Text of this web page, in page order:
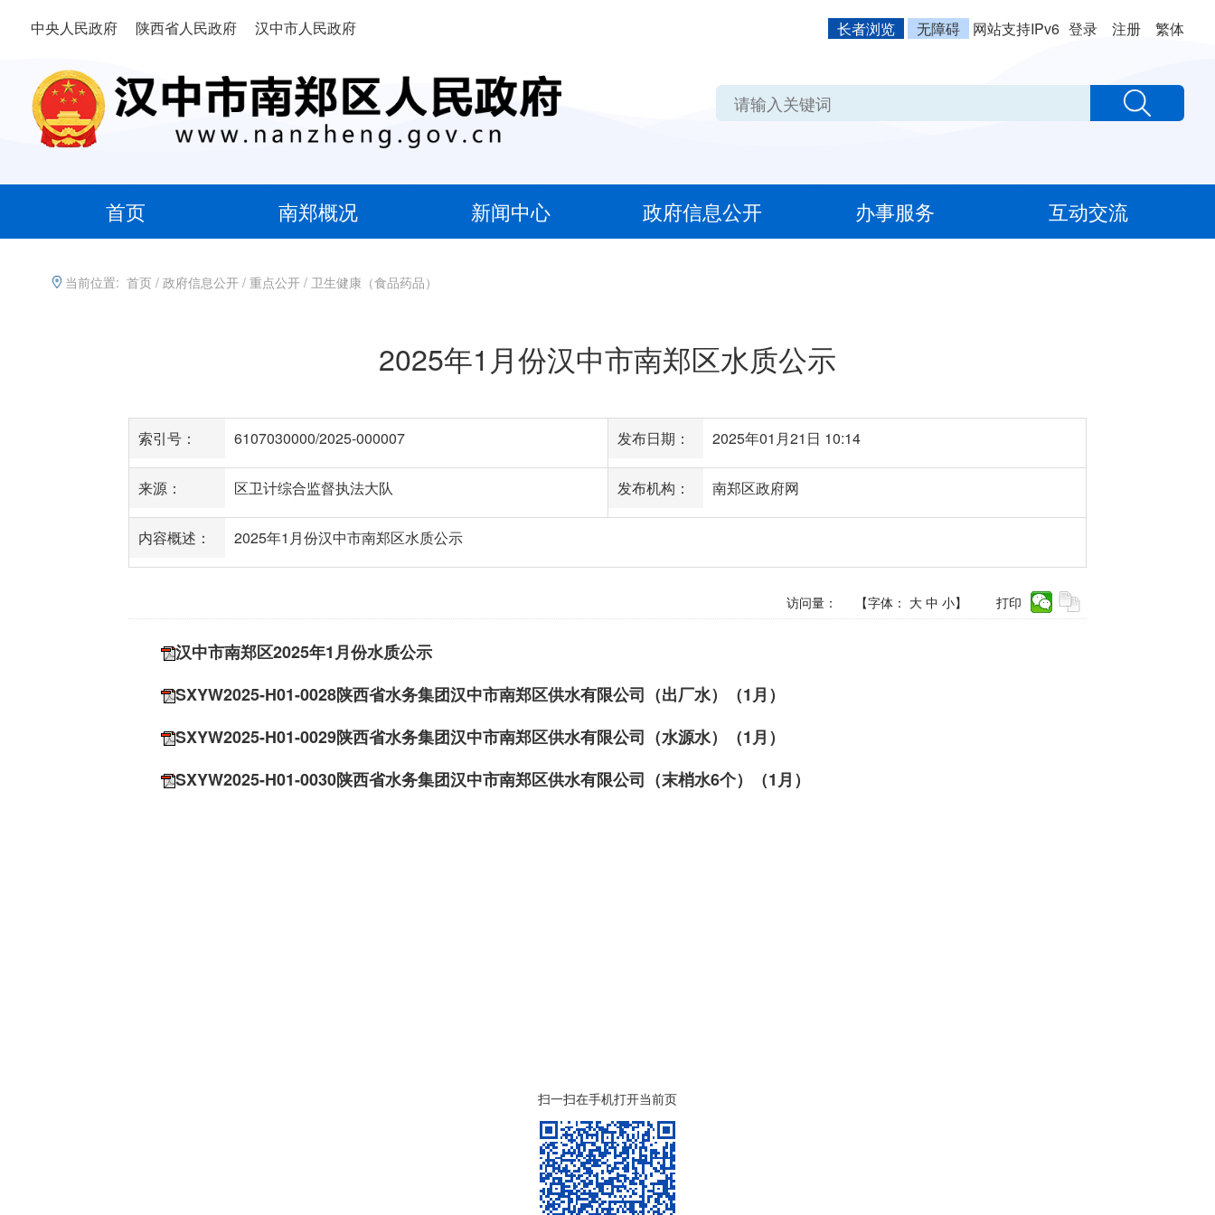
中央人民政府 陕西省人民政府 汉中市人民政府 长者浏览 无障碍 网站支持IPv6 登录 注册 繁体
首页 南郑概况 新闻中心 政府信息公开 办事服务 互动交流
当前位置: 首页 / 政府信息公开 / 重点公开 / 卫生健康（食品药品）
2025年1月份汉中市南郑区水质公示
索引号： 6107030000/2025-000007 发布日期： 2025年01月21日 10:14
来源： 区卫计综合监督执法大队 发布机构： 南郑区政府网
内容概述： 2025年1月份汉中市南郑区水质公示
访问量： 【字体： 大 中 小】 打印
汉中市南郑区2025年1月份水质公示
SXYW2025-H01-0028陕西省水务集团汉中市南郑区供水有限公司（出厂水）（1月）
SXYW2025-H01-0029陕西省水务集团汉中市南郑区供水有限公司（水源水）（1月）
SXYW2025-H01-0030陕西省水务集团汉中市南郑区供水有限公司（末梢水6个）（1月）
扫一扫在手机打开当前页